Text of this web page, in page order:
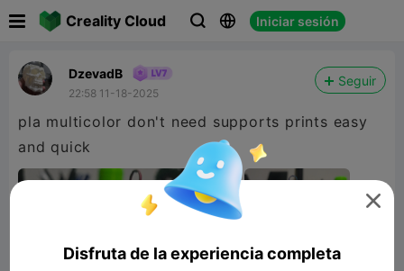
Creality Cloud   Iniciar sesión
DzevadB
22:58 11-18-2025
Seguir
pla multicolor don't need supports prints easy
and quick

Disfruta de la experiencia completa